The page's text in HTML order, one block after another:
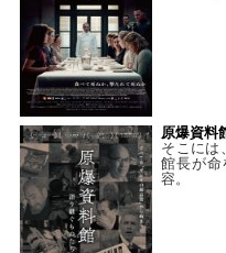
原爆資料
そこには
館長が命
容。